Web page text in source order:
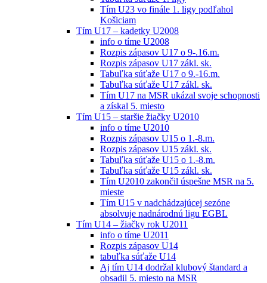
Tím U23 vo finále 1. ligy podľahol
Košiciam
Tím U17 – kadetky U2008
info o tíme U2008
Rozpis zápasov U17 o 9-.16.m.
Rozpis zápasov U17 zákl. sk.
Tabuľka súťaže U17 o 9.-16.m.
Tabuľka súťaže U17 zákl. sk.
Tím U17 na MSR ukázal svoje schopnosti
a získal 5. miesto
Tím U15 – staršie žiačky U2010
info o tíme U2010
Rozpis zápasov U15 o 1.-8.m.
Rozpis zápasov U15 zákl. sk.
Tabuľka súťaže U15 o 1.-8.m.
Tabuľka súťaže U15 zákl. sk.
Tím U2010 zakončil úspešne MSR na 5.
mieste
Tím U15 v nadchádzajúcej sezóne
absolvuje nadnárodnú ligu EGBL
Tím U14 – žiačky rok U2011
info o tíme U2011
Rozpis zápasov U14
tabuľka súťaže U14
Aj tím U14 dodržal klubový štandard a
obsadil 5. miesto na MSR